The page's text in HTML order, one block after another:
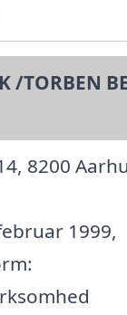
/TORBEN
8200
1999,